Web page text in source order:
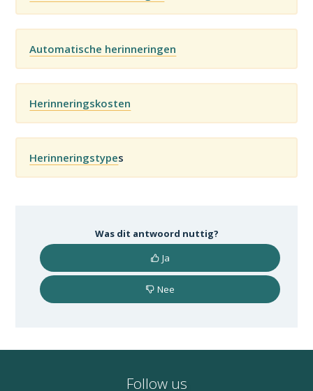
Automatische herinneringen
Herinneringskosten
Herinneringstypes
Was dit antwoord nuttig?
Ja
Nee
Follow us